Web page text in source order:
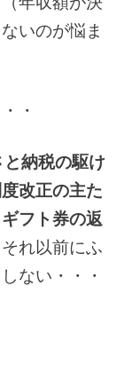
いのが悩ま
・
と納税の駆け
改正の主た
フト券の返
れ以前にふ
ない・・・